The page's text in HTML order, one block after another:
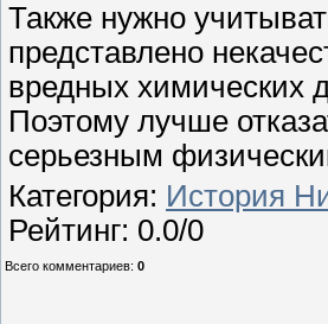
Также нужно
представлено
вредных химических
Поэтому лучше
серьезным
Категория: История
Рейтинг: 0.0/0
Всего комментариев: 0